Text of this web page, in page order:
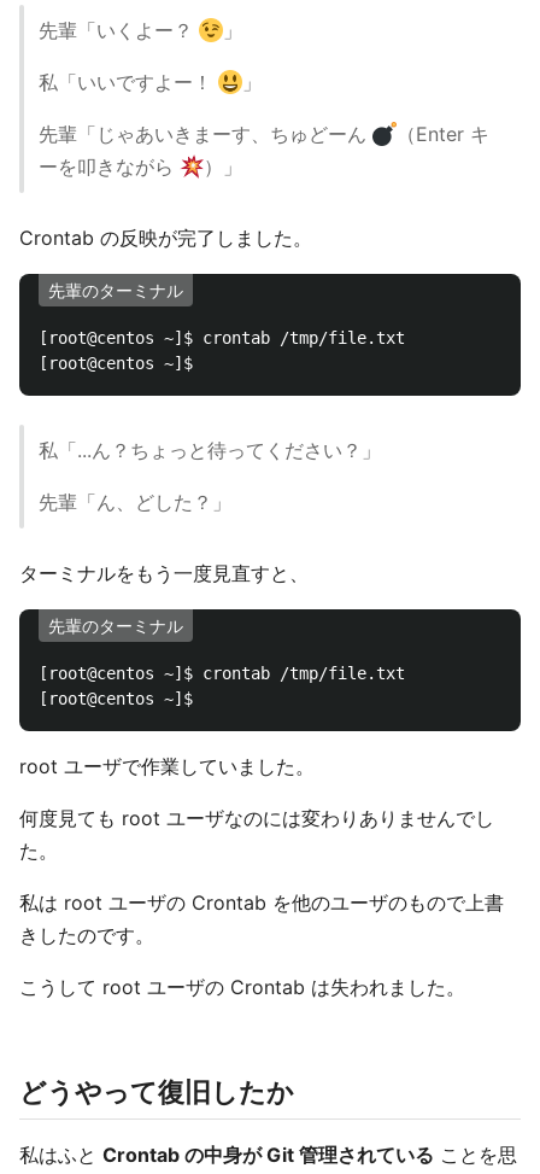
先輩「いくよー？ 」
私「いいですよー！ 」
先輩「じゃあいきまーす、ちゅどーん
（Enter キ
ーを叩きながら
）」
Crontab の反映が完了しました。
先輩のターミナル
[root@centos ~]$ crontab /tmp/file.txt
私「...ん？ちょっと待ってください？」
先輩「ん、どした？」
ターミナルをもう一度見直すと、
先輩のターミナル
[root@centos ~]$ crontab /tmp/file.txt
root ユーザで作業していました。
何度見ても root ユーザなのには変わりありませんでし
た。
私は root ユーザの Crontab を他のユーザのもので上書
きしたのです。
こうして root ユーザの Crontab は失われました。
どうやって復旧したか
私はふと Crontab の中身が Git 管理されている ことを思